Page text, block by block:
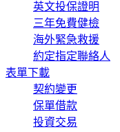
英文投保證明
三年免費健檢
海外緊急救援
約定指定聯絡人
表單下載
契約變更
保單借款
投資交易